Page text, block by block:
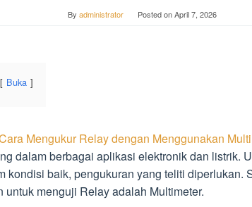
By administrator Posted onApril 7, 2026
Buka
Mengukur Relay dengan Menggunakan
dalam berbagai aplikasi elektronik dan listrik.
kondisi baik, pengukuran yang teliti diperlukan.
untuk menguji Relay adalah Multimeter.